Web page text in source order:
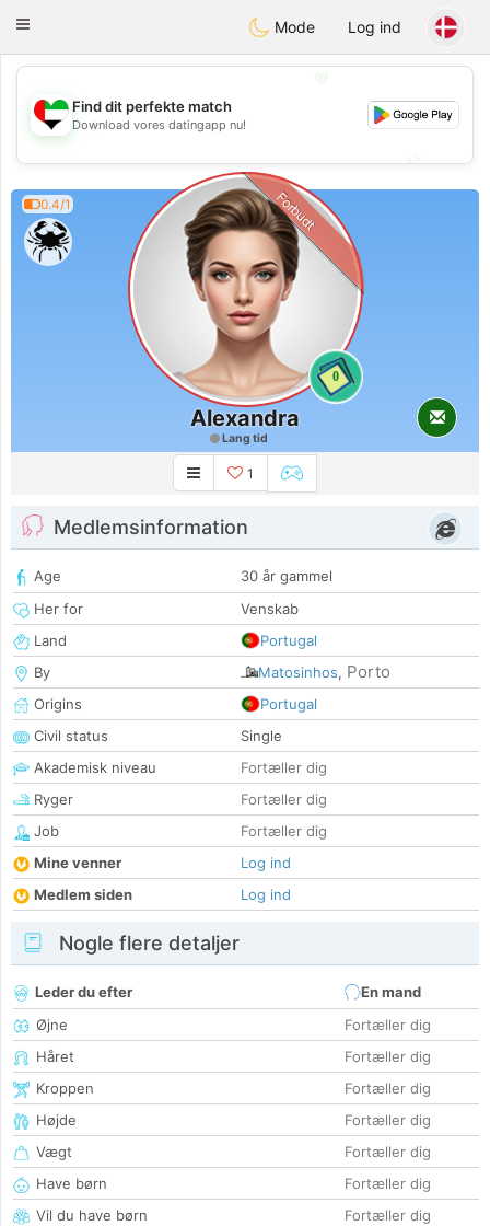
EmiratesChat
Toggle
Mode Log ind
💖
💕
Find dit perfekte match
Download vores datingapp nu!
0.4/1
0
Forbudt
Alexandra
Lang tid
1
Medlemsinformation
Age
30 år gammel
Her for
Venskab
Land
Portugal
By
Matosinhos, Porto
Origins
Portugal
Civil status
Single
Akademisk niveau
Fortæller dig
Ryger
Fortæller dig
Job
Fortæller dig
Mine venner
Log ind
Medlem siden
Log ind
Nogle flere detaljer
Leder du efter
En mand
Øjne
Fortæller dig
Håret
Fortæller dig
Kroppen
Fortæller dig
Højde
Fortæller dig
Vægt
Fortæller dig
Have børn
Fortæller dig
Vil du have børn
Fortæller dig